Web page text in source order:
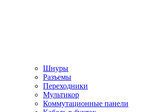
Шнуры
Разъемы
Переходники
Мультикор
Коммутационные панели